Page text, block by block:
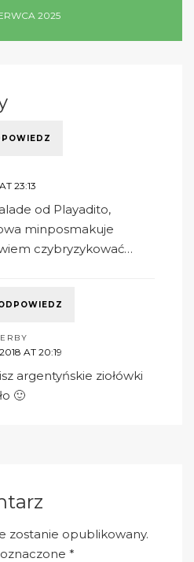
2025
23:13
od Playadito,
minposmakuje
czybryzykować…
AT 20:19
argentyńskie ziołówki
🙂
zostanie opublikowany.
*